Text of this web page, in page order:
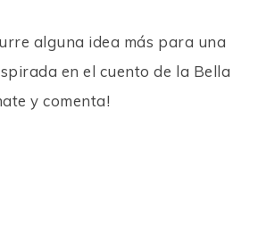
alguna idea más para una
en el cuento de la Bella
y comenta!